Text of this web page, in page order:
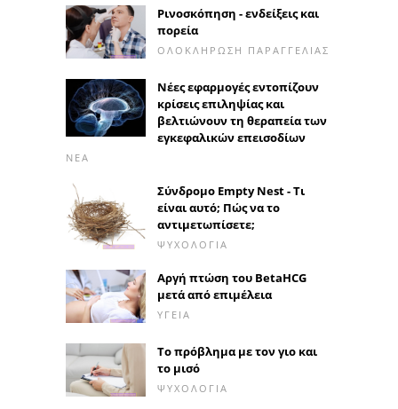
Ρινοσκόπηση - ενδείξεις και
πορεία
ΟΛΟΚΛΉΡΩΣΗ ΠΑΡΑΓΓΕΛΊΑΣ
Νέες εφαρμογές εντοπίζουν
κρίσεις επιληψίας και
βελτιώνουν τη θεραπεία των
εγκεφαλικών επεισοδίων
ΝΈΑ
Σύνδρομο Empty Nest - Τι
είναι αυτό; Πώς να το
αντιμετωπίσετε;
ΨΥΧΟΛΟΓΊΑ
Αργή πτώση του BetaHCG
μετά από επιμέλεια
ΥΓΕΊΑ
Το πρόβλημα με τον γιο και
το μισό
ΨΥΧΟΛΟΓΊΑ